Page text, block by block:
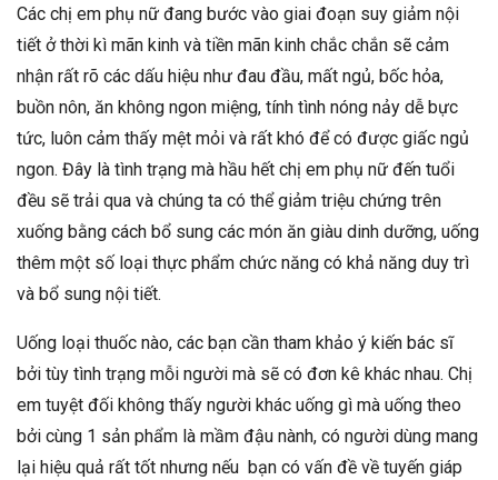
Các chị em phụ nữ đang bước vào giai đoạn suy giảm nội
tiết ở thời kì mãn kinh và tiền mãn kinh chắc chắn sẽ cảm
nhận rất rõ các dấu hiệu như đau đầu, mất ngủ, bốc hỏa,
buồn nôn, ăn không ngon miệng, tính tình nóng nảy dễ bực
tức, luôn cảm thấy mệt mỏi và rất khó để có được giấc ngủ
ngon. Đây là tình trạng mà hầu hết chị em phụ nữ đến tuổi
đều sẽ trải qua và chúng ta có thể giảm triệu chứng trên
xuống bằng cách bổ sung các món ăn giàu dinh dưỡng, uống
thêm một số loại thực phẩm chức năng có khả năng duy trì
và bổ sung nội tiết.
Uống loại thuốc nào, các bạn cần tham khảo ý kiến bác sĩ
bởi tùy tình trạng mỗi người mà sẽ có đơn kê khác nhau. Chị
em tuyệt đối không thấy người khác uống gì mà uống theo
bởi cùng 1 sản phẩm là mầm đậu nành, có người dùng mang
lại hiệu quả rất tốt nhưng nếu bạn có vấn đề về tuyến giáp